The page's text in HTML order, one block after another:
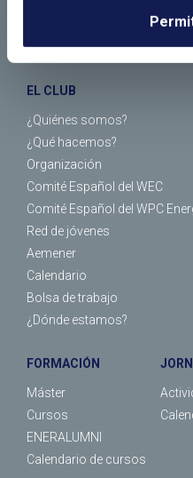
EL CLUB
¿Quiénes somos?
¿Qué hacemos?
Organización
Comité Español del WEC
Comité Español del WPC
Red de jóvenes
Aemener
Calendario
Bolsa de trabajo
¿Dónde estamos?
FORMACIÓN
Máster
Cursos
ENERALUMNI
Calendario de cursos